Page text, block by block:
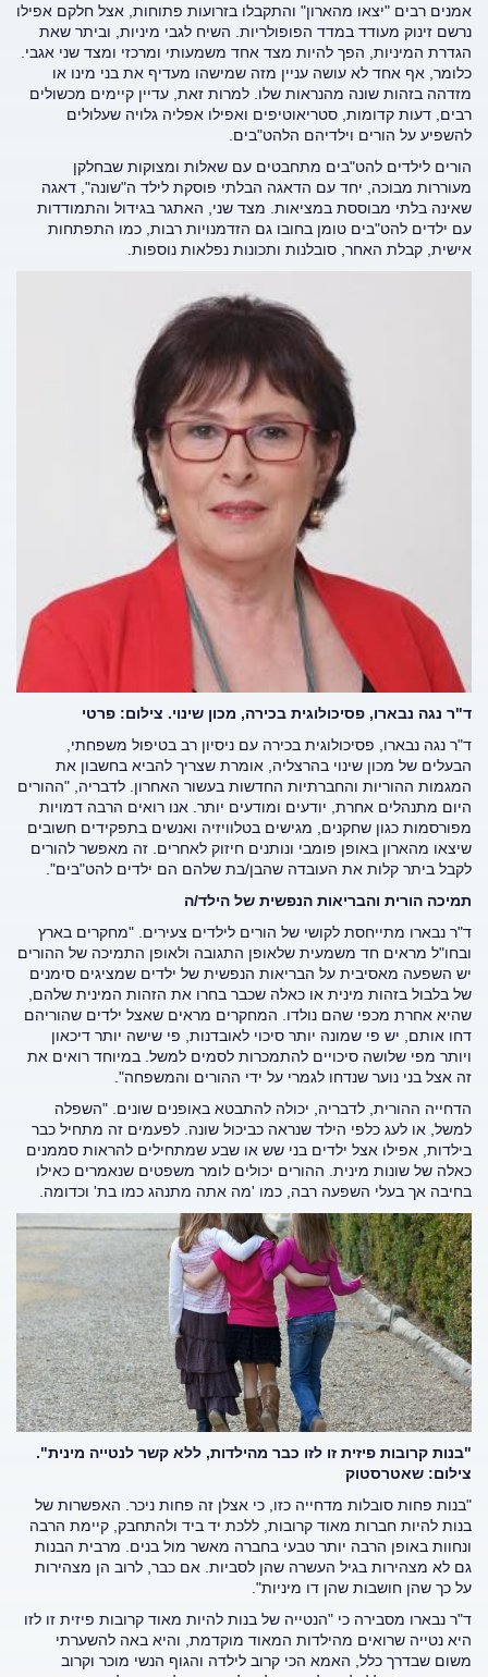
אמנים רבים "יצאו מהארון" והתקבלו בזרועות פתוחות, אצל חלקם אפילו
נרשם זינוק מעודד במדד הפופולריות. השיח לגבי מיניות, וביתר שאת
הגדרת המיניות, הפך להיות מצד אחד משמעותי ומרכזי ומצד שני אגבי.
כלומר, אף אחד לא עושה עניין מזה שמישהו מעדיף את בני מינו או
מזדהה בזהות שונה מהנראות שלו. למרות זאת, עדיין קיימים מכשולים
רבים, דעות קדומות, סטריאוטיפים ואפילו אפליה גלויה שעלולים
להשפיע על הורים וילדיהם הלהט"בים.
הורים לילדים להט"בים מתחבטים עם שאלות ומצוקות שבחלקן
מעוררות מבוכה, יחד עם הדאגה הבלתי פוסקת לילד ה"שונה", דאגה
שאינה בלתי מבוססת במציאות. מצד שני, האתגר בגידול והתמודדות
עם ילדים להט"בים טומן בחובו גם הזדמנויות רבות, כמו התפתחות
אישית, קבלת האחר, סובלנות ותכונות נפלאות נוספות.
ד"ר נגה נבארו, פסיכולוגית בכירה, מכון שינוי. צילום: פרטי
ד"ר נגה נבארו, פסיכולוגית בכירה עם ניסיון רב בטיפול משפחתי,
הבעלים של מכון שינוי בהרצליה, אומרת שצריך להביא בחשבון את
המגמות ההוריות והחברתיות החדשות בעשור האחרון. לדבריה, "ההורים
היום מתנהלים אחרת, יודעים ומודעים יותר. אנו רואים הרבה דמויות
מפורסמות כגון שחקנים, מגישים בטלוויזיה ואנשים בתפקידים חשובים
שיצאו מהארון באופן פומבי ונותנים חיזוק לאחרים. זה מאפשר להורים
לקבל ביתר קלות את העובדה שהבן/בת שלהם הם ילדים להט"בים".
תמיכה הורית והבריאות הנפשית של הילד/ה
ד"ר נבארו מתייחסת לקושי של הורים לילדים צעירים. "מחקרים בארץ
ובחו"ל מראים חד משמעית שלאופן התגובה ולאופן התמיכה של ההורים
יש השפעה מאסיבית על הבריאות הנפשית של ילדים שמציגים סימנים
של בלבול בזהות מינית או כאלה שכבר בחרו את הזהות המינית שלהם,
שהיא אחרת מכפי שהם נולדו. המחקרים מראים שאצל ילדים שהוריהם
דחו אותם, יש פי שמונה יותר סיכוי לאובדנות, פי שישה יותר דיכאון
ויותר מפי שלושה סיכויים להתמכרות לסמים למשל. במיוחד רואים את
זה אצל בני נוער שנדחו לגמרי על ידי ההורים והמשפחה".
הדחייה ההורית, לדבריה, יכולה להתבטא באופנים שונים. "השפלה
למשל, או לעג כלפי הילד שנראה כביכול שונה. לפעמים זה מתחיל כבר
בילדות, אפילו אצל ילדים בני שש או שבע שמתחילים להראות סממנים
כאלה של שונות מינית. ההורים יכולים לומר משפטים שנאמרים כאילו
בחיבה אך בעלי השפעה רבה, כמו 'מה אתה מתנהג כמו בת' וכדומה.
"בנות קרובות פיזית זו לזו כבר מהילדות, ללא קשר לנטייה מינית".
צילום: שאטרסטוק
"בנות פחות סובלות מדחייה כזו, כי אצלן זה פחות ניכר. האפשרות של
בנות להיות חברות מאוד קרובות, ללכת יד ביד ולהתחבק, קיימת הרבה
ונחוות באופן הרבה יותר טבעי בחברה מאשר מול בנים. מרבית הבנות
גם לא מצהירות בגיל העשרה שהן לסביות. אם כבר, לרוב הן מצהירות
על כך שהן חושבות שהן דו מיניות".
ד"ר נבארו מסבירה כי "הנטייה של בנות להיות מאוד קרובות פיזית זו לזו
היא נטייה שרואים מהילדות המאוד מוקדמת, והיא באה להשערתי
משום שבדרך כלל, האמא הכי קרוב לילדה והגוף הנשי מוכר וקרוב